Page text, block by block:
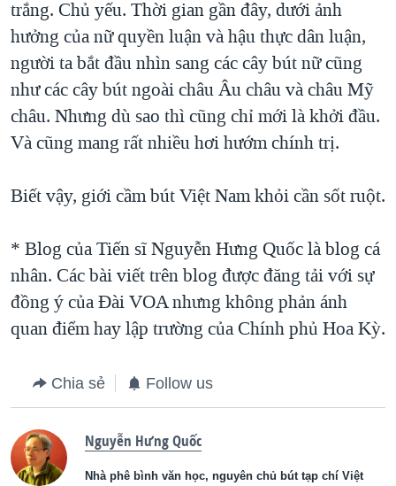
trắng. Chủ yếu. Thời gian gần đây, dưới ảnh
hưởng của nữ quyền luận và hậu thực dân luận,
người ta bắt đầu nhìn sang các cây bút nữ cũng
như các cây bút ngoài châu Âu châu và châu Mỹ
châu. Nhưng dù sao thì cũng chỉ mới là khởi đầu.
Và cũng mang rất nhiều hơi hướm chính trị.
Biết vậy, giới cầm bút Việt Nam khỏi cần sốt ruột.
* Blog của Tiến sĩ Nguyễn Hưng Quốc là blog cá
nhân. Các bài viết trên blog được đăng tải với sự
đồng ý của Ðài VOA nhưng không phản ánh
quan điểm hay lập trường của Chính phủ Hoa Kỳ.
Chia sẻ Follow us
Nguyễn Hưng Quốc
Nhà phê bình văn học, nguyên chủ bút tạp chí Việt